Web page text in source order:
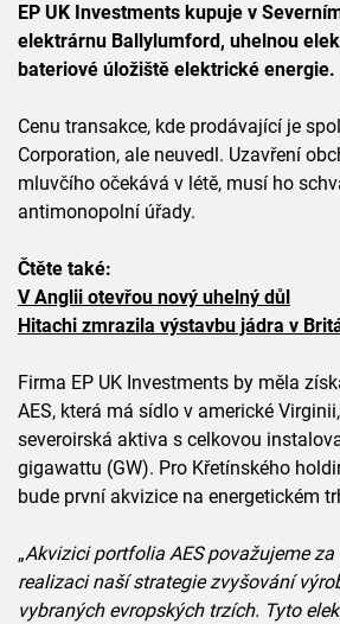
EP UK Investments kupuje v
elektrárnu Ballylumford, uhelnou
bateriové úložiště elektrické energie.
Cenu transakce, kde prodávající je
Corporation, ale neuvedl. Uzavření
mluvčího očekává v létě, musí ho
antimonopolní úřady.
Čtěte také:
V Anglii otevřou nový uhelný důl
Hitachi zmrazila výstavbu jádra v
Firma EP UK Investments by měla
AES, která má sídlo v americké
severoirská aktiva s celkovou
gigawattu (GW). Pro Křetínského
bude první akvizice na energetickém
„Akvizici portfolia AES považujeme
realizaci naší strategie zvyšování
vybraných evropských trzích. Tyto